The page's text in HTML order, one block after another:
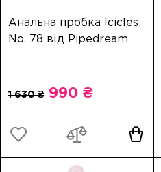
Анальна пробка Icicles
No. 78 від Pipedream
990 ₴